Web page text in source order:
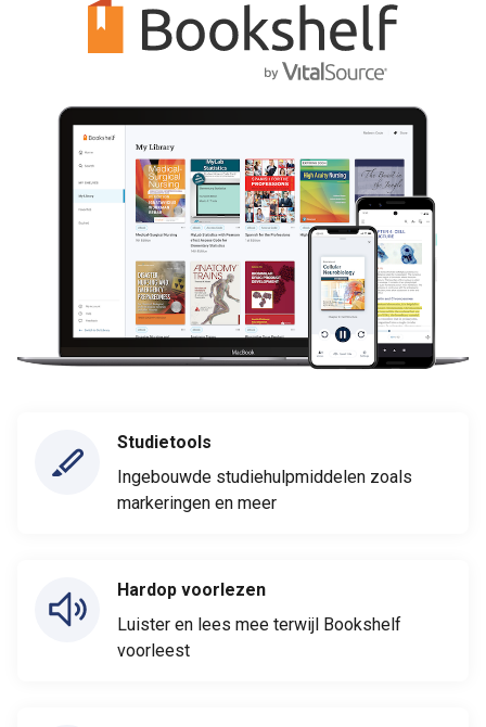
Studietools
Ingebouwde studiehulpmiddelen zoals
markeringen en meer
Hardop voorlezen
Luister en lees mee terwijl Bookshelf
voorleest